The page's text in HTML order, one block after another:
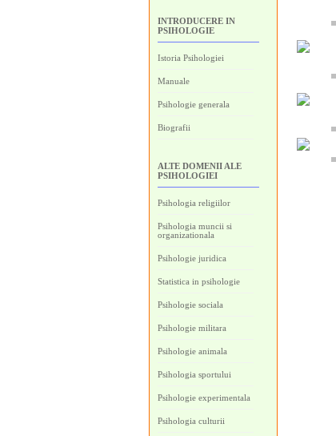
INTRODUCERE IN
PSIHOLOGIE
Istoria Psihologiei
Manuale
Psihologie generala
Biografii
ALTE DOMENII ALE
PSIHOLOGIEI
Psihologia religiilor
Psihologia muncii si
organizationala
Psihologie juridica
Statistica in psihologie
Psihologie sociala
Psihologie militara
Psihologie animala
Psihologia sportului
Psihologie experimentala
Psihologia culturii